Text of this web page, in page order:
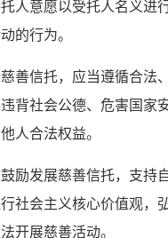
人意愿以受托人名义进
的行为。
善信托，应当遵循合法
背社会公德、危害国家
人合法权益。
励发展慈善信托，支持
社会主义核心价值观，
开展慈善活动。